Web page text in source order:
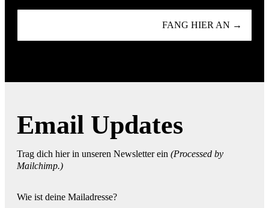
FANG HIER AN →
Email Updates
Trag dich hier in unseren Newsletter ein (Processed by
Mailchimp.)
Wie ist deine Mailadresse?